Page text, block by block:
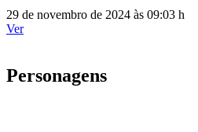
29 de novembro de 2024 às 09:03 h
Ver
Personagens